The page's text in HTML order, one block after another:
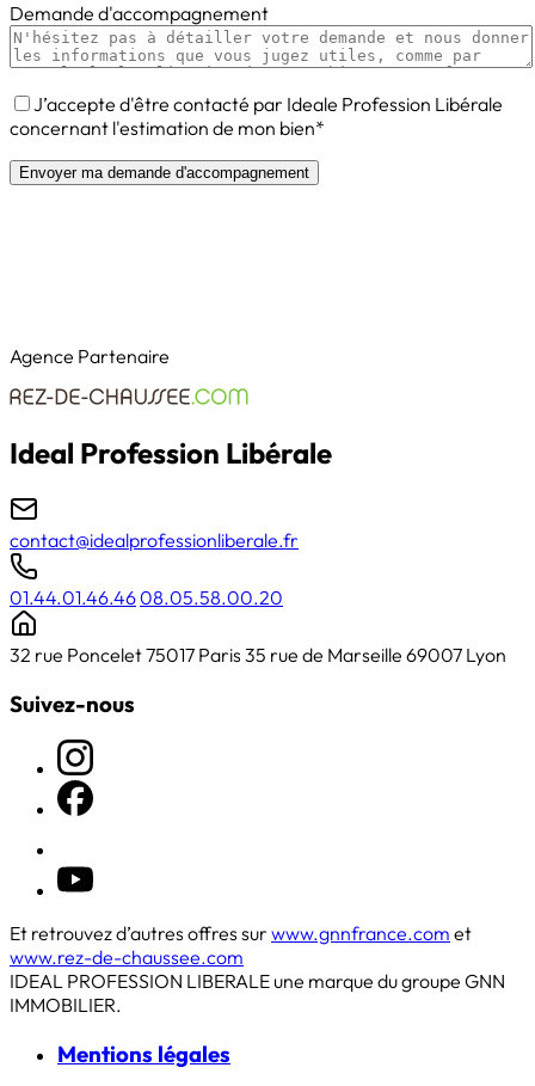
Demande d'accompagnement
J’accepte d'être contacté par Ideale Profession Libérale
concernant l'estimation de mon bien*
Envoyer ma demande d'accompagnement
Agence Partenaire
Ideal Profession Libérale
contact@idealprofessionliberale.fr
01.44.01.46.4608.05.58.00.20
32 rue Poncelet 75017 Paris 35 rue de Marseille 69007 Lyon
Suivez-nous
Et retrouvez d’autres offres sur www.gnnfrance.com et
www.rez-de-chaussee.com
IDEAL PROFESSION LIBERALE une marque du groupe GNN
IMMOBILIER.
Mentions légales